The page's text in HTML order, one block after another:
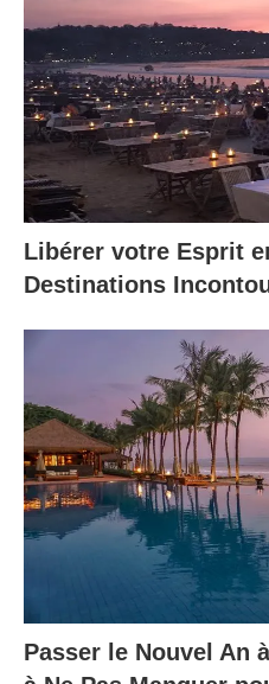
Libérer votre Esprit
Destinations
Passer le Nouvel An